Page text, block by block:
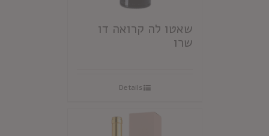
שאטו לה קרואה דו
שרו
Details